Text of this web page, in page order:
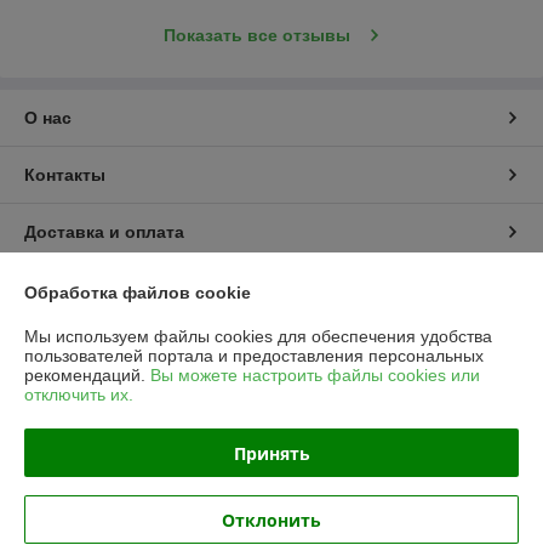
Показать все отзывы
О нас
Контакты
Доставка и оплата
График работы
Полная версия сайта
Политика обработки cookies
Сайт создан на платформе Deal.by
Обработка файлов cookie
Мы используем файлы cookies для обеспечения удобства
пользователей портала и предоставления персональных
рекомендаций. Вы можете настроить файлы cookies или
отключить их.
Принять
Отклонить